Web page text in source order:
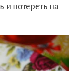
и потереть на